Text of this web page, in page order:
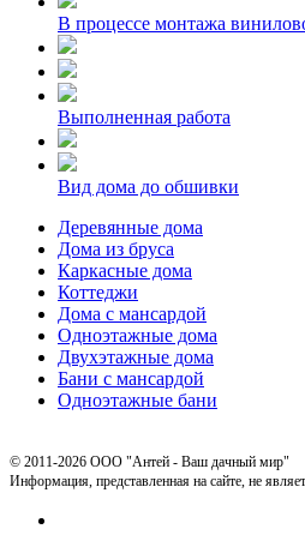
В процессе монтажа
Выполненная работа
Вид дома до обшивки
Деревянные дома
Дома из бруса
Каркасные дома
Коттеджи
Дома с мансардой
Одноэтажные дома
Двухэтажные дома
Бани с мансардой
Одноэтажные бани
© 2011-2026 ООО "Антей - Ваш дачный мир"
Информация, представленная на сайте, не